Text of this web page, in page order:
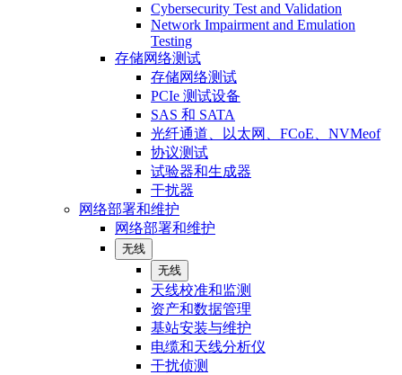
Cybersecurity Test and Validation
Network Impairment and Emulation
Testing
存储网络测试
存储网络测试
PCIe 测试设备
SAS 和 SATA
光纤通道、以太网、FCoE、NVMeof
协议测试
试验器和生成器
干扰器
网络部署和维护
网络部署和维护
无线
无线
天线校准和监测
资产和数据管理
基站安装与维护
电缆和天线分析仪
干扰侦测